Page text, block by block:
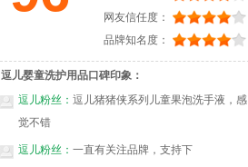
网友信任度：
品牌知名度：
逗儿婴童洗护用品口碑印象：
逗儿粉丝： 逗儿猪猪侠系列儿童果泡洗手液，感
觉不错
逗儿粉丝： 一直有关注品牌，支持下